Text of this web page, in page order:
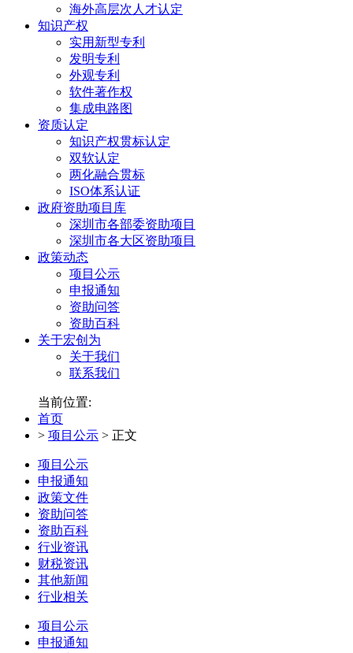
海外高层次人才认定
知识产权
实用新型专利
发明专利
外观专利
软件著作权
集成电路图
资质认定
知识产权贯标认定
双软认定
两化融合贯标
ISO体系认证
政府资助项目库
深圳市各部委资助项目
深圳市各大区资助项目
政策动态
项目公示
申报通知
资助问答
资助百科
关于宏创为
关于我们
联系我们
当前位置:
首页
> 项目公示 > 正文
项目公示
申报通知
政策文件
资助问答
资助百科
行业资讯
财税资讯
其他新闻
行业相关
项目公示
申报通知